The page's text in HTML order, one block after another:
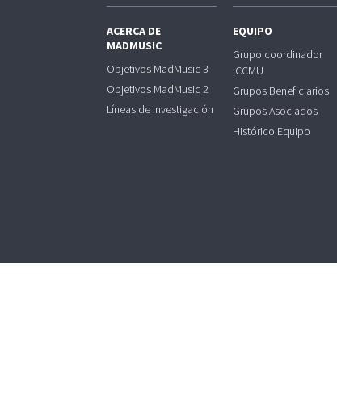
ACERCA DE
MADMUSIC
Objetivos MadMusic 3
Objetivos MadMusic 2
Líneas de investigación
EQUIPO
Grupo coordinador
ICCMU
Grupos Beneficiarios
Grupos Asociados
Histórico Equipo